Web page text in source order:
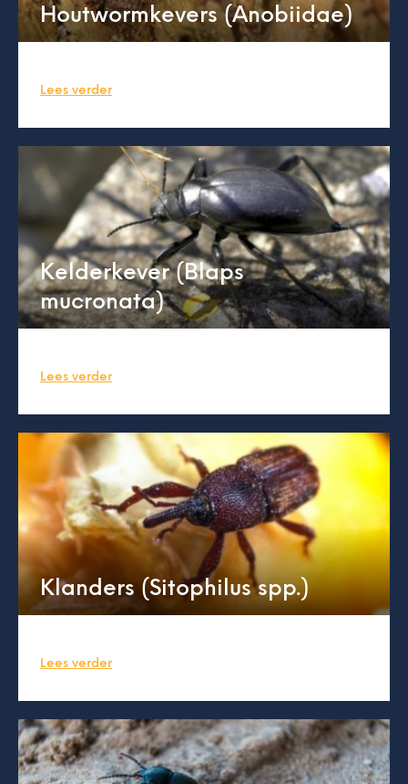
Houtwormkevers (Anobiidae)
Lees verder
Kelderkever (Blaps
mucronata)
Lees verder
Klanders (Sitophilus spp.)
Lees verder